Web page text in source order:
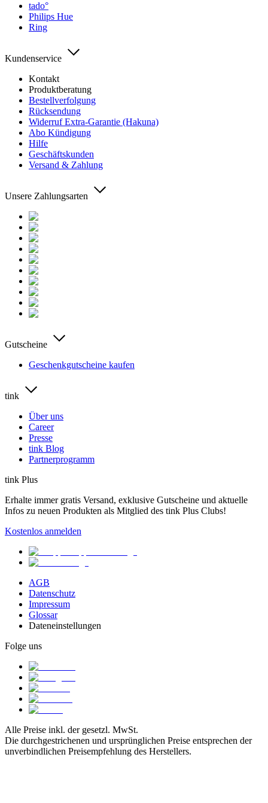
tado°
Philips Hue
Ring
Kundenservice
Kontakt
Produktberatung
Bestellverfolgung
Rücksendung
Widerruf Extra-Garantie (Hakuna)
Abo Kündigung
Hilfe
Geschäftskunden
Versand & Zahlung
Unsere Zahlungsarten
Gutscheine
Geschenkgutscheine kaufen
tink
Über uns
Career
Presse
tink Blog
Partnerprogramm
tink Plus
Erhalte immer gratis Versand, exklusive Gutscheine und aktuelle
Infos zu neuen Produkten als Mitglied des tink Plus Clubs!
Kostenlos anmelden
AGB
Datenschutz
Impressum
Glossar
Dateneinstellungen
Folge uns
Alle Preise inkl. der gesetzl. MwSt.
Die durchgestrichenen und ursprünglichen Preise entsprechen der
unverbindlichen Preisempfehlung des Herstellers.